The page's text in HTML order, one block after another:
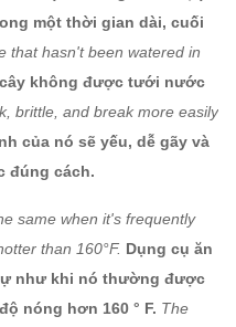
một thời gian dài, cuối
that hasn't been watered in
không được tưới nước
brittle, and break more easily
của nó sẽ yếu, dễ gãy và
đúng cách.
same when it's frequently
than 160°F. Dụng cụ ăn
như khi nó thường được
nóng hơn 160 ° F. The